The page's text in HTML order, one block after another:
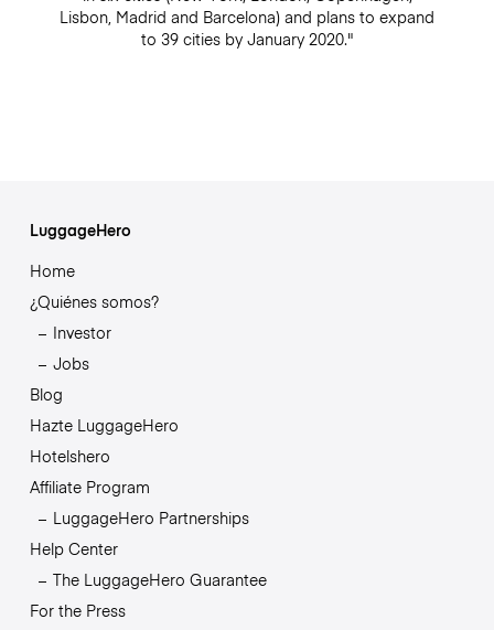
Lisbon, Madrid and Barcelona) and plans to expand
to 39 cities by January 2020."
LuggageHero
Home
¿Quiénes somos?
Investor
Jobs
Blog
Hazte LuggageHero
Hotelshero
Affiliate Program
LuggageHero Partnerships
Help Center
The LuggageHero Guarantee
For the Press